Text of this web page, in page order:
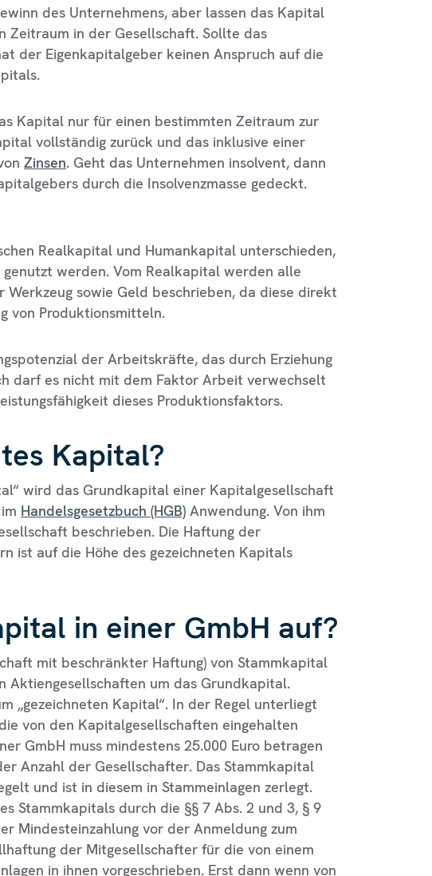
des Unternehmens, aber lassen das Kapital
Zeitraum in der Gesellschaft. Sollte das
der Eigenkapitalgeber keinen Anspruch auf die
Kapital nur für einen bestimmten Zeitraum zur
vollständig zurück und das inklusive einer
Zinsen. Geht das Unternehmen insolvent, dann
durch die Insolvenzmasse gedeckt.
Realkapital und Humankapital unterschieden,
werden. Vom Realkapital werden alle
sowie Geld beschrieben, da diese direkt
von Produktionsmitteln.
der Arbeitskräfte, das durch Erziehung
darf es nicht mit dem Faktor Arbeit verwechselt
dieses Produktionsfaktors.
Kapital?
wird das Grundkapital einer Kapitalgesellschaft
Handelsgesetzbuch (HGB) Anwendung. Von ihm
beschrieben. Die Haftung der
ist auf die Höhe des gezeichneten Kapitals
in einer GmbH auf?
mit beschränkter Haftung) von Stammkapital
Aktiengesellschaften um das Grundkapital.
„gezeichneten Kapital“. In der Regel unterliegt
von den Kapitalgesellschaften eingehalten
GmbH muss mindestens 25.000 Euro betragen
Anzahl der Gesellschafter. Das Stammkapital
und ist in diesem in Stammeinlagen zerlegt.
Stammkapitals durch die §§ 7 Abs. 2 und 3, § 9
Mindesteinzahlung vor der Anmeldung zum
der Mitgesellschafter für die von einem
in ihnen vorgeschrieben. Erst dann wenn von